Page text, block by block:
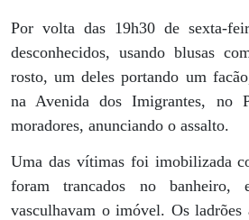
Por volta das 19h30 de sexta-
desconhecidos, usando blusas
rosto, um deles portando um
na Avenida dos Imigrantes, no
moradores, anunciando o assalto.
Uma das vítimas foi imobilizada
foram trancados no banheiro,
vasculhavam o imóvel. Os ladrões